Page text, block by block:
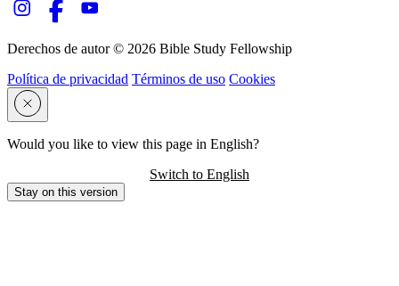
Derechos de autor © 2026 Bible Study Fellowship
Política de privacidad Términos de uso Cookies
Would you like to view this page in English?
Switch to English
Stay on this version